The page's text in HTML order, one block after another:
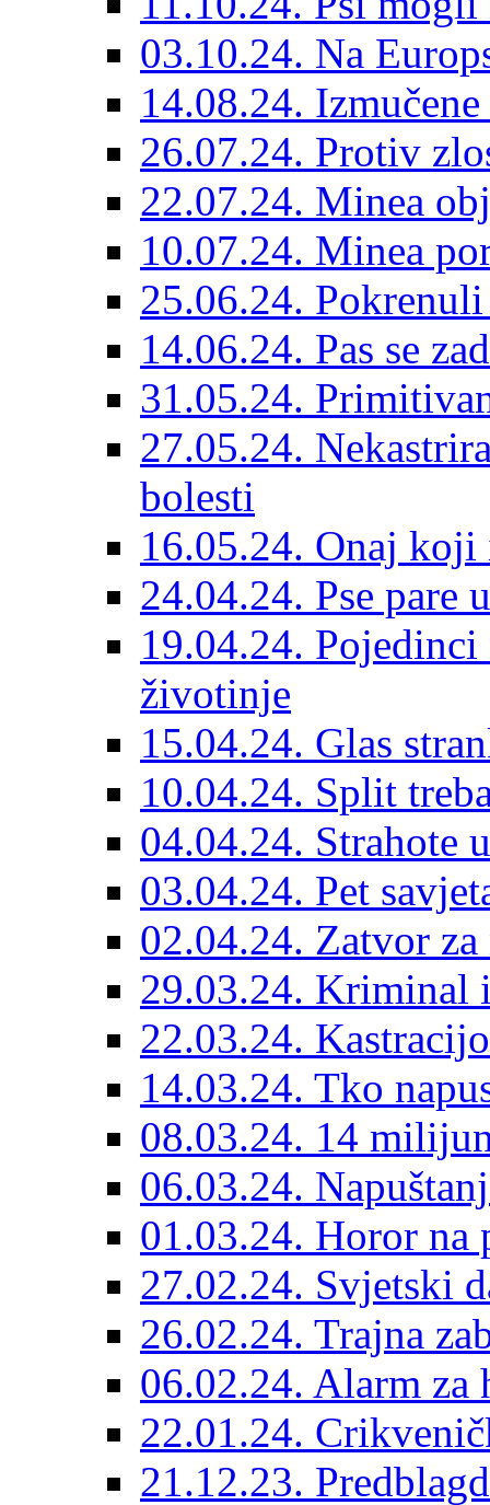
03.10.24. Na
14.08.24.
26.07.24. Protiv
22.07.24. Minea
10.07.24. Minea
25.06.24.
14.06.24. Pas se
31.05.24.
27.05.24.
bolesti
16.05.24. Onaj koji
24.04.24. Pse pare
19.04.24.
životinje
15.04.24. Glas
10.04.24. Split
04.04.24. Strahote
03.04.24. Pet
02.04.24. Zatvor
29.03.24. Kriminal
22.03.24.
14.03.24. Tko
08.03.24. 14
06.03.24.
01.03.24. Horor na
27.02.24. Svjetski
26.02.24. Trajna
06.02.24. Alarm
22.01.24.
21.12.23.